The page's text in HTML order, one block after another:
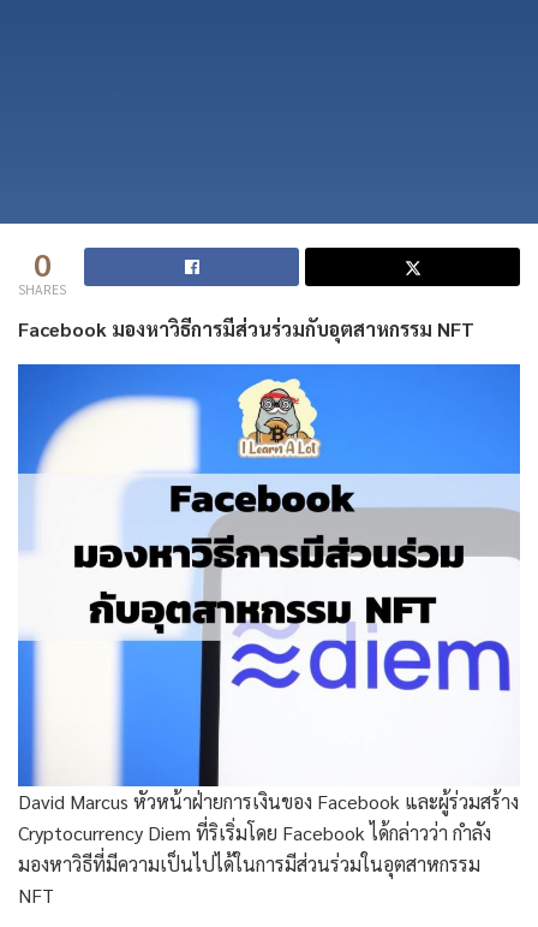
0
SHARES
Facebook มองหาวิธีการมีส่วนร่วมกับอุตสาหกรรม NFT
David Marcus หัวหน้าฝ่ายการเงินของ Facebook และผู้ร่วมสร้าง
Cryptocurrency Diem ที่ริเริ่มโดย Facebook ได้กล่าวว่า กำลัง
มองหาวิธีที่มีความเป็นไปได้ในการมีส่วนร่วมในอุตสาหกรรม
NFT